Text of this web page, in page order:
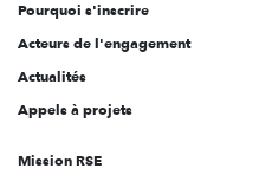
Pourquoi s'inscrire
Acteurs de l'engagement
Actualités
Appels à projets
Mission RSE